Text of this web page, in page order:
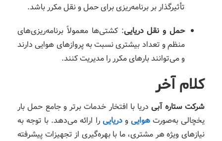
تأثیرگذار بر برنامه‌ریزی برای حمل و نقل مکرر باشد.
حمل و نقل دریایی: کشتی‌ها معمولاً برنامه‌ریزی‌های
منظم و تعداد بیشتری نسبت به پروازهای هوایی دارند
و می‌توانند بارهای مکرر را مدیریت کنند.
کلام آخر
شرکت ستاره آبیدریا با افتخار خدمات برتر و جامع حمل بار
یخچالی به‌صورتهوایی ودریایی را ارائه می‌دهد. با توجه به
نیازهای ویژه هر مشتری، ما با بهره‌گیری از تجهیزات پیشرفته